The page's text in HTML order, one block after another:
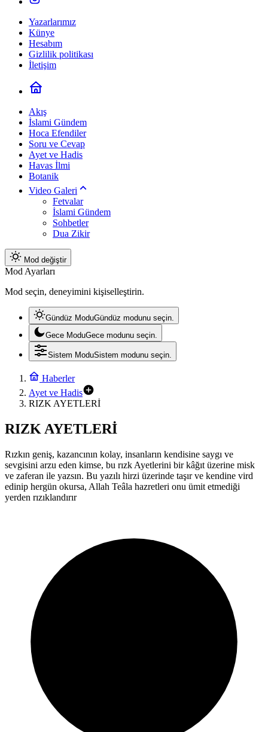
Yazarlarımız
Künye
Hesabım
Gizlilik politikası
İletişim
Akış
İslami Gündem
Hoca Efendiler
Soru ve Cevap
Ayet ve Hadis
Havas İlmi
Botanik
Video Galeri
Fetvalar
İslami Gündem
Sohbetler
Dua Zikir
Mod değiştir
Mod Ayarları
Mod seçin, deneyimini kişiselleştirin.
Gündüz ModuGündüz modunu seçin.
Gece ModuGece modunu seçin.
Sistem ModuSistem modunu seçin.
Haberler
Ayet ve Hadis
RIZK AYETLERİ
RIZK AYETLERİ
Rızkın geniş, kazancının kolay, insanların kendisine saygı ve
sevgisini arzu eden kimse, bu rızk Ayetlerini bir kâğıt üzerine misk
ve zaferan ile yazsın. Bu yazılı hirzi üzerinde taşır ve kendine vird
edinip hergün okursa, Allah Teâla hazretleri onu ümit etmediği
yerden rızıklandırır